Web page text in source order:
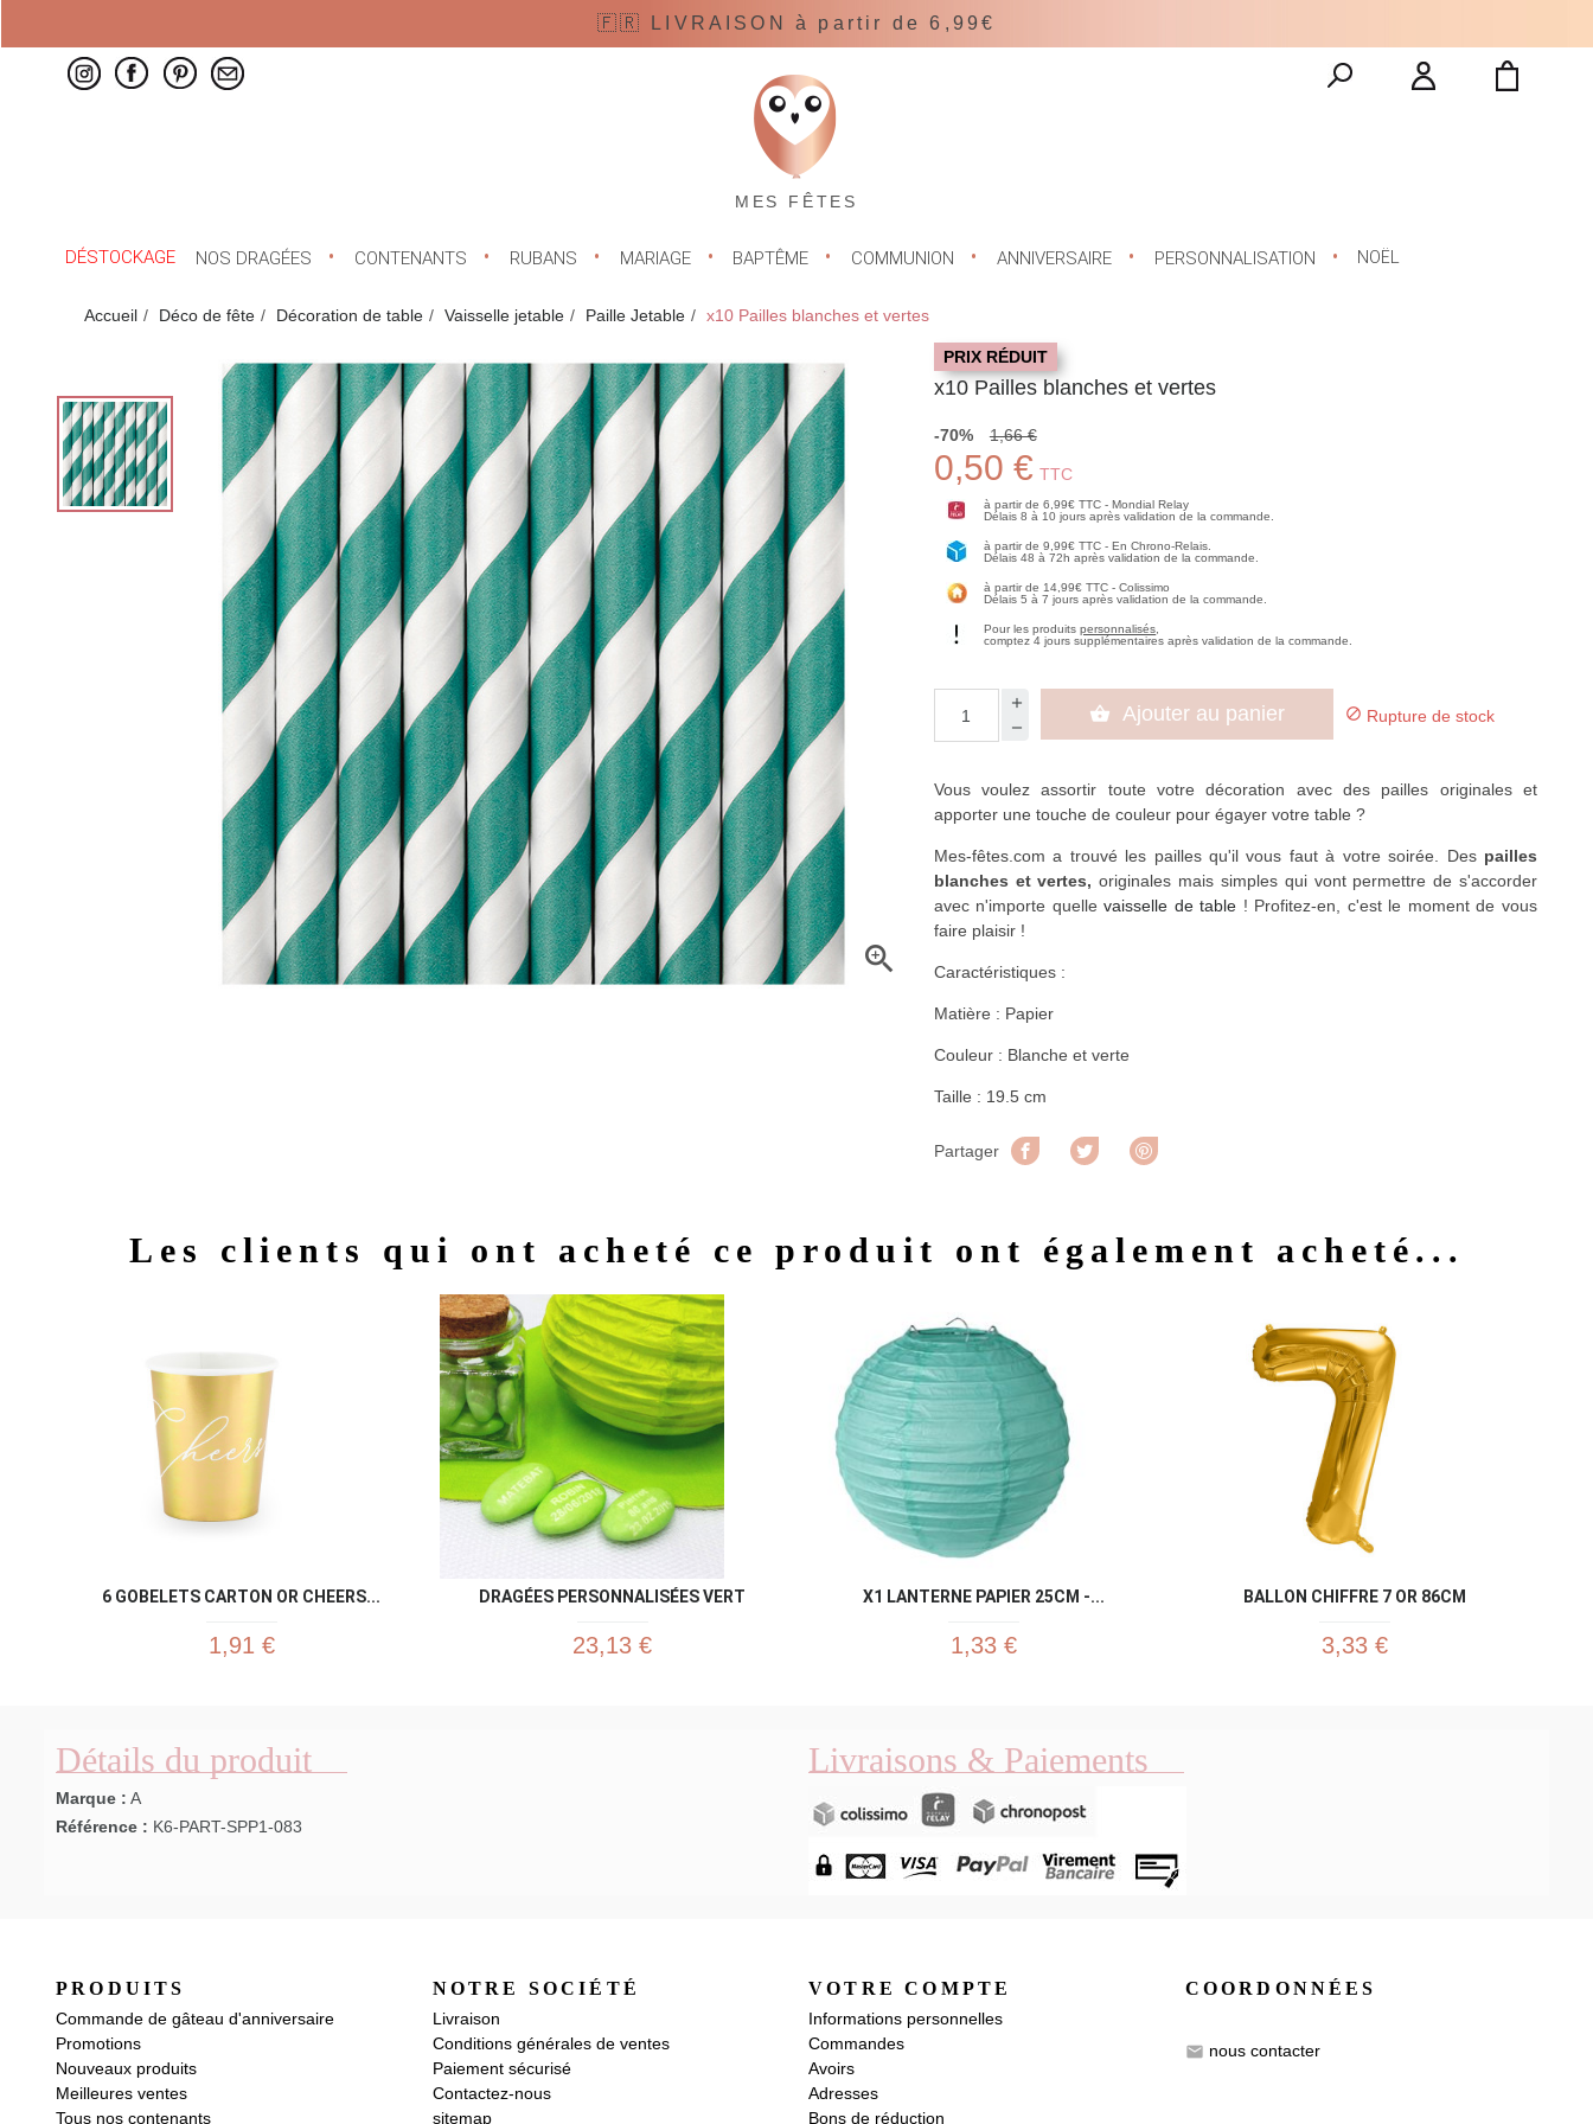
🇫🇷 LIVRAISON à partir de 6,99€
MES FÊTES
DÉSTOCKAGE NOS DRAGÉES CONTENANTS RUBANS MARIAGE BAPTÊME COMMUNION ANNIVERSAIRE PERSONNALISATION NOËL
Accueil Déco de fête Décoration de table Vaisselle jetable Paille Jetable x10 Pailles blanches et vertes

PRIX RÉDUIT
x10 Pailles blanches et vertes
-70% 1,66 €
0,50 € TTC
à partir de 6,99€ TTC - Mondial Relay
Délais 8 à 10 jours après validation de la commande.
à partir de 9,99€ TTC - En Chrono-Relais.
Délais 48 à 72h après validation de la commande.
à partir de 14,99€ TTC - Colissimo
Délais 5 à 7 jours après validation de la commande.
Pour les produitspersonnalisés
comptez 4 jours supplémentaires après validation de la commande.
 Ajouter au panier  Rupture de stock
Vous voulez assortir toute votre décoration avec des pailles originales et
apporter une touche de couleur pour égayer votre table ?
Mes-fêtes.com a trouvé les pailles qu'il vous faut à votre soirée. Despailles
blanches et vertes,originales mais simples qui vont permettre de s'accorder
avec n'importe quellevaisselle de table ! Profitez-en, c'est le moment de vous
faire plaisir !
Caractéristiques :
Matière : Papier
Couleur : Blanche et verte
Taille : 19.5 cm
Partager Partager Tweet
Les clients qui ont acheté ce produit ont également acheté...
6 GOBELETS CARTON OR CHEERS...
1,91 €
Aperçu rapide
DRAGÉES PERSONNALISÉES VERT
23,13 €
Aperçu rapide
X1 LANTERNE PAPIER 25CM -...
1,33 €
Aperçu rapide
BALLON CHIFFRE 7 OR 86CM
3,33 €
Détails du produit
Marque : A
Référence : K6-PART-SPP1-083
Livraisons & Paiements
PRODUITS
Commande de gâteau d'anniversaire
Promotions
Nouveaux produits
Meilleures ventes
Tous nos contenants
NOTRE SOCIÉTÉ
Livraison
Conditions générales de ventes
Paiement sécurisé
Contactez-nous
sitemap
VOTRE COMPTE
Informations personnelles
Commandes
Avoirs
Adresses
Bons de réduction
COORDONNÉES
email nous contacter